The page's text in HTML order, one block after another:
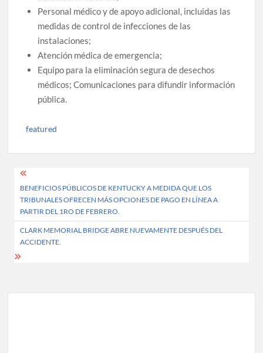
Personal médico y de apoyo adicional, incluidas las
medidas de control de infecciones de las
instalaciones;
Atención médica de emergencia;
Equipo para la eliminación segura de desechos
médicos; Comunicaciones para difundir información
pública.
featured
Post
navigation
BENEFICIOS PÚBLICOS DE KENTUCKY A MEDIDA QUE LOS
TRIBUNALES OFRECEN MÁS OPCIONES DE PAGO EN LÍNEA A
PARTIR DEL 1RO DE FEBRERO.
CLARK MEMORIAL BRIDGE ABRE NUEVAMENTE DESPUÉS DEL
ACCIDENTE.